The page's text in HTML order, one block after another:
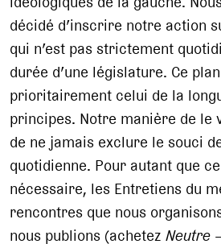
décidé d’inscrire notre action
qui n’est pas strictement
durée d’une législature. Ce
prioritairement celui de la
principes. Notre manière de le
de ne jamais exclure le souci
quotidienne. Pour autant que
nécessaire, les Entretiens du
rencontres que nous
nous publions (achetezNeutre